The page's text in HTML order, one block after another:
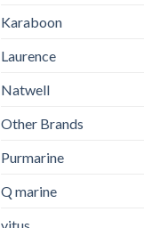
Karaboon
Laurence
Natwell
Other Brands
Purmarine
Q marine